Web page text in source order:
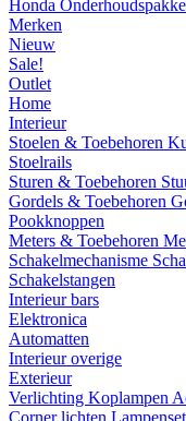
Honda
Merken
Nieuw
Sale!
Outlet
Home
Interieur
Stoelen & Toebehoren
Stoelrails
Sturen & Toebehoren
Gordels & Toebehoren
Pookknoppen
Meters & Toebehoren
Schakelmechanisme
Schakelstangen
Interieur bars
Elektronica
Automatten
Interieur overige
Exterieur
Verlichting Koplampen
Corner lichten